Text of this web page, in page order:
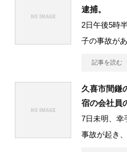
逮捕。
2日午後5時
子の事故が
記事を読む
久喜市間鎌
宿の会社員
7日未明、幸
事故が起き